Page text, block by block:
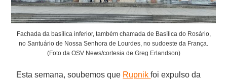
Fachada da basílica inferior, também chamada de Basílica do Rosário,
no Santuário de Nossa Senhora de Lourdes, no sudoeste da França.
(Foto da OSV News/cortesia de Greg Erlandson)
Esta semana, soubemos que Rupnikfoi expulso da